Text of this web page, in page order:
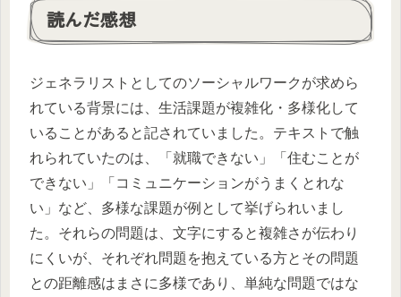
読んだ感想
ジェネラリストとしてのソーシャルワークが求めら
れている背景には、生活課題が複雑化・多様化して
いることがあると記されていました。テキストで触
れられていたのは、「就職できない」「住むことが
できない」「コミュニケーションがうまくとれな
い」など、多様な課題が例として挙げられいまし
た。それらの問題は、文字にすると複雑さが伝わり
にくいが、それぞれ問題を抱えている方とその問題
との距離感はまさに多様であり、単純な問題ではな